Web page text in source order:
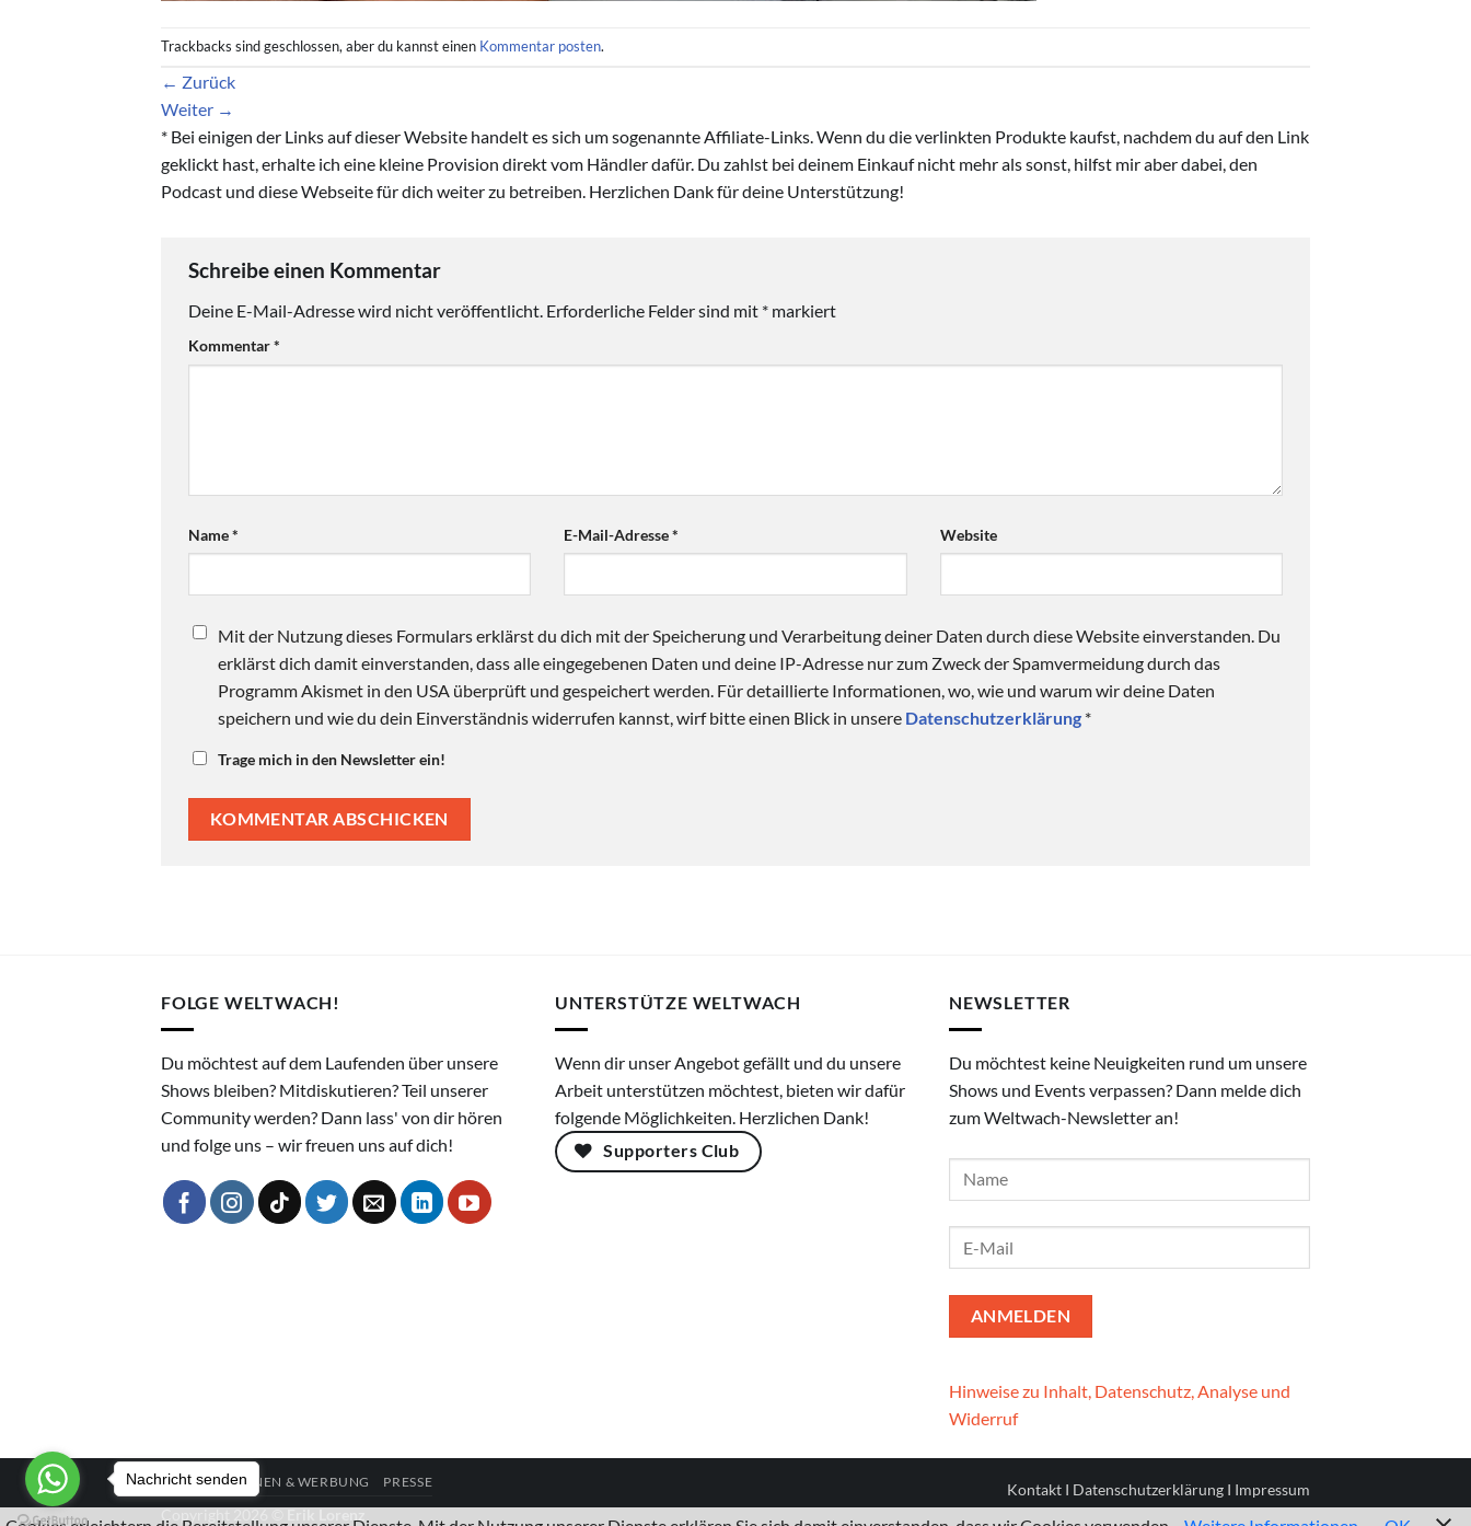
Trackbacks sind geschlossen, aber du kannst einen Kommentar posten.
← Zurück
Weiter →
* Bei einigen der Links auf dieser Website handelt es sich um sogenannte Affiliate-Links. Wenn du die verlinkten Produkte kaufst, nachdem du auf den Link
geklickt hast, erhalte ich eine kleine Provision direkt vom Händler dafür. Du zahlst bei deinem Einkauf nicht mehr als sonst, hilfst mir aber dabei, den
Podcast und diese Webseite für dich weiter zu betreiben. Herzlichen Dank für deine Unterstützung!
Schreibe einen Kommentar
Deine E-Mail-Adresse wird nicht veröffentlicht. Erforderliche Felder sind mit * markiert
Kommentar*
Name* E-Mail-Adresse* Website
Mit der Nutzung dieses Formulars erklärst du dich mit der Speicherung und Verarbeitung deiner Daten durch diese Website einverstanden. Du
erklärst dich damit einverstanden, dass alle eingegebenen Daten und deine IP-Adresse nur zum Zweck der Spamvermeidung durch das
Programm Akismet in den USA überprüft und gespeichert werden. Für detaillierte Informationen, wo, wie und warum wir deine Daten
speichern und wie du dein Einverständnis widerrufen kannst, wirf bitte einen Blick in unsere Datenschutzerklärung *
Trage mich in den Newsletter ein!
FOLGE WELTWACH!
Du möchtest auf dem Laufenden über unsere
Shows bleiben? Mitdiskutieren? Teil unserer
Community werden? Dann lass' von dir hören
und folge uns – wir freuen uns auf dich!
UNTERSTÜTZE WELTWACH
Wenn dir unser Angebot gefällt und du unsere
Arbeit unterstützen möchtest, bieten wir dafür
folgende Möglichkeiten. Herzlichen Dank!
Supporters Club
NEWSLETTER
Du möchtest keine Neuigkeiten rund um unsere
Shows und Events verpassen? Dann melde dich
zum Weltwach-Newsletter an!
Hinweise zu Inhalt, Datenschutz, Analyse und
Widerruf
Kontakt I Datenschutzerklärung I Impressum
KOOPERATIONEN & WERBUNG PRESSE
Nachricht senden